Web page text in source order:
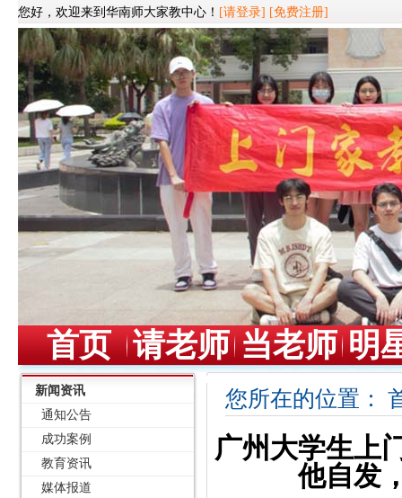
您好，欢迎来到华南师大家教中心！ [请登录] [免费注册]
首页 请老师 当老师 明
新闻资讯
通知公告
成功案例
教育资讯
媒体报道
您所在的位置：
广州大学生上
他自发